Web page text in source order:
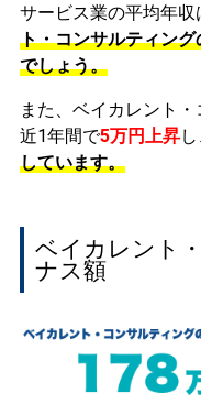
サービス業の平均年収
ト・コンサルティン
でしょう。
また、ベイカレント
近1年間で5万円上昇し
しています。
ベイカレント
ナス額